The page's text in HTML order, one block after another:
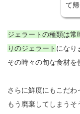
て
ジェラートの種類は常
りのジェラート になり
その時々の旬な食材を
さらに鮮度にもこだわ
もう廃棄してしまうそ